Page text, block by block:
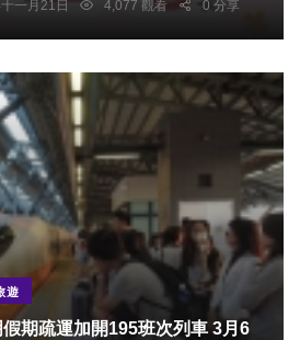
一月21日 4,077 觀看 0 分享
遊
疏運加開195班次列車 3月6